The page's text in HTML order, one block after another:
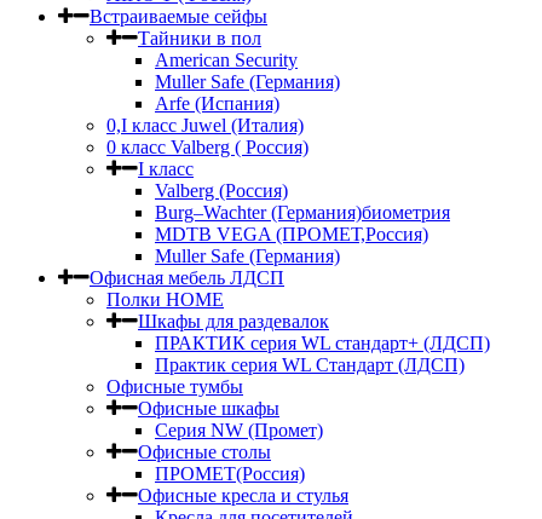
Встраиваемые сейфы
Тайники в пол
American Security
Muller Safe (Германия)
Arfe (Испания)
0,I класс Juwel (Италия)
0 класс Valberg ( Россия)
I класс
Valberg (Россия)
Burg–Wachter (Германия)биометрия
MDTB VEGA (ПРОМЕТ,Россия)
Muller Safe (Германия)
Офисная мебель ЛДСП
Полки HOME
Шкафы для раздевалок
ПРАКТИК серия WL стандарт+ (ЛДСП)
Практик серия WL Стандарт (ЛДСП)
Офисные тумбы
Офисные шкафы
Серия NW (Промет)
Офисные столы
ПРОМЕТ(Россия)
Офисные кресла и стулья